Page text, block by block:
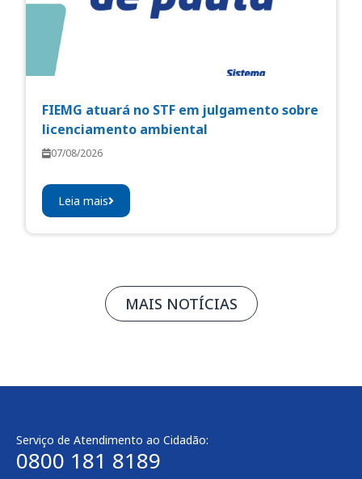
FIEMG atuará no STF em julgamento sobre
licenciamento ambiental
07/08/2026
Leia mais
MAIS NOTÍCIAS
Serviço de Atendimento ao Cidadão:
0800 181 8189